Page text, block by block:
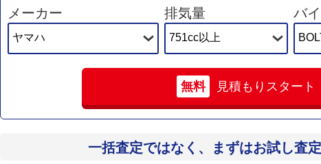
メーカー 排気量 バ
無料 見積もりスタート
一括査定ではなく、 まずはお試し査